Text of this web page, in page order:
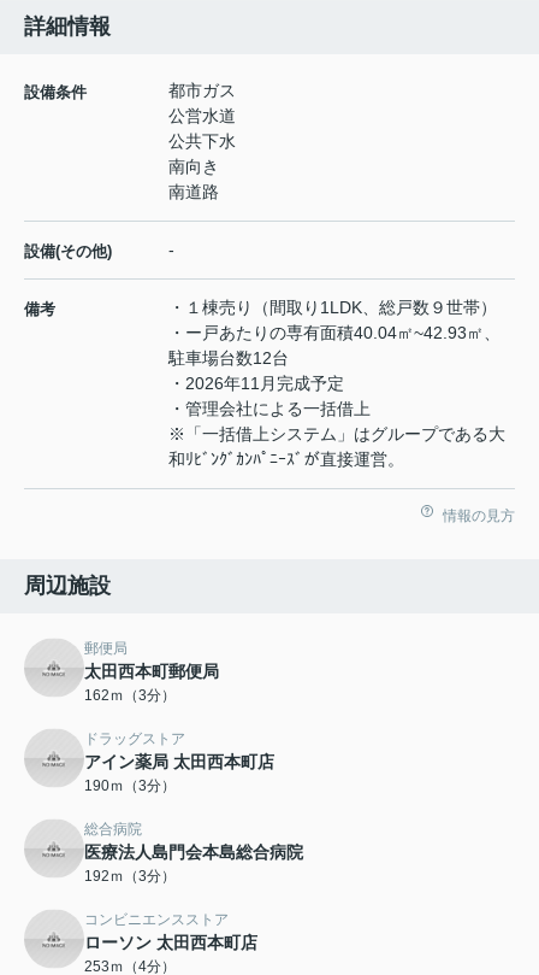
詳細情報
設備条件
都市ガス
公営水道
公共下水
南向き
南道路
設備(その他) -
備考
・１棟売り（間取り1LDK、総戸数９世帯）
・ー戸あたりの専有面積40.04㎡~42.93㎡、
駐車場台数12台
・2026年11月完成予定
・管理会社による一括借上
※「一括借上システム」はグループである大
和ﾘﾋﾞﾝｸﾞｶﾝﾊﾟﾆｰｽﾞが直接運営。
情報の見方
周辺施設
郵便局
太田西本町郵便局
162ｍ（3分）
ドラッグストア
アイン薬局 太田西本町店
190ｍ（3分）
総合病院
医療法人島門会本島総合病院
192ｍ（3分）
コンビニエンスストア
ローソン 太田西本町店
253ｍ（4分）